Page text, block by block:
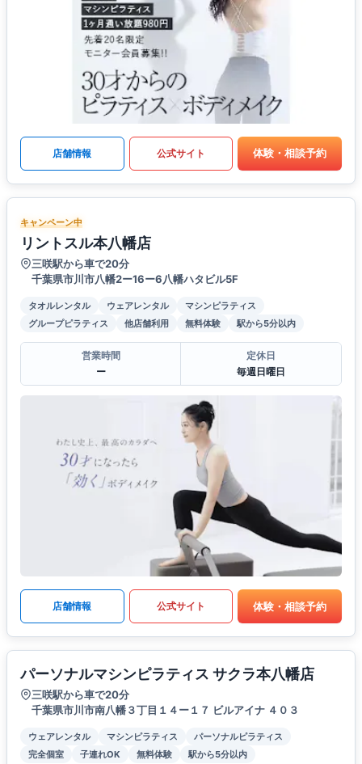
店舗情報 公式サイト 体験・相談予約
キャンペーン中
リントスル本八幡店
三咲駅から車で20分
千葉県市川市八幡2ー16ー6八幡ハタビル5F
タオルレンタル ウェアレンタル
マシンピラティス
グループピラティス
他店舗利用 無料体験 駅から5分以内
営業時間
ー
定休日
毎週日曜日
店舗情報 公式サイト 体験・相談予約
パーソナルマシンピラティス サクラ本八幡店
三咲駅から車で20分
千葉県市川市南八幡３丁目１４ー１７ ビルアイナ ４０３
ウェアレンタル マシンピラティス
パーソナルピラティス
完全個室
子連れOK 無料体験 駅から5分以内